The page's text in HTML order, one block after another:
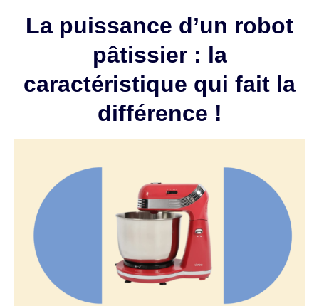
La puissance d’un robot
pâtissier : la
caractéristique qui fait la
différence !